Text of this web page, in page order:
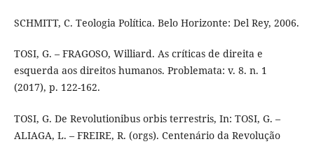
SCHMITT, C. Teologia Política. Belo Horizonte: Del Rey, 2006.
TOSI, G. – FRAGOSO, Williard. As críticas de direita e
esquerda aos direitos humanos. Problemata: v. 8. n. 1
(2017), p. 122-162.
TOSI, G. De Revolutionibus orbis terrestris, In: TOSI, G. –
ALIAGA, L. – FREIRE, R. (orgs). Centenário da Revolução